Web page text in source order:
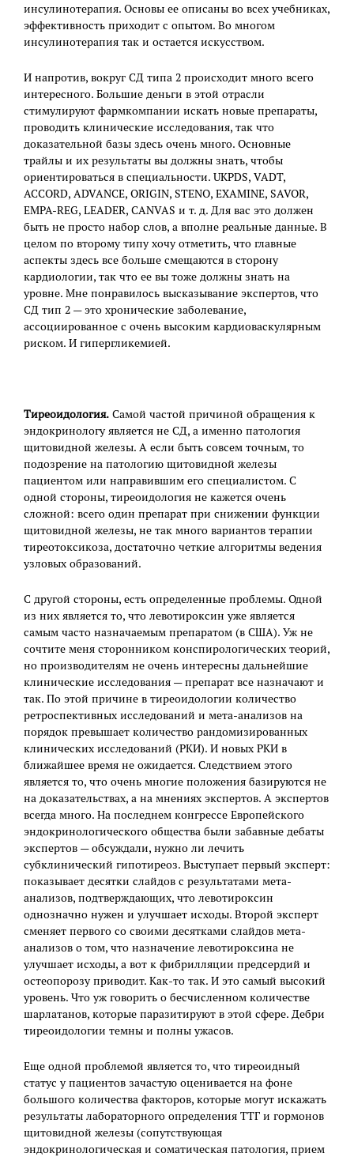
инсулинотерапия. Основы ее описаны во всех учебниках,
эффективность приходит с опытом. Во многом
инсулинотерапия так и остается искусством.
И напротив, вокруг СД типа 2 происходит много всего
интересного. Большие деньги в этой отрасли
стимулируют фармкомпании искать новые препараты,
проводить клинические исследования, так что
доказательной базы здесь очень много. Основные
трайлы и их результаты вы должны знать, чтобы
ориентироваться в специальности. UKPDS, VADT,
ACCORD, ADVANCE, ORIGIN, STENO, EXAMINE, SAVOR,
EMPA-REG, LEADER, CANVAS и т. д. Для вас это должен
быть не просто набор слов, а вполне реальные данные. В
целом по второму типу хочу отметить, что главные
аспекты здесь все больше смещаются в сторону
кардиологии, так что ее вы тоже должны знать на
уровне. Мне понравилось высказывание экспертов, что
СД тип 2 — это хронические заболевание,
ассоциированное с очень высоким кардиоваскулярным
риском. И гипергликемией.
Тиреоидология. Самой частой причиной обращения к
эндокринологу является не СД, а именно патология
щитовидной железы. А если быть совсем точным, то
подозрение на патологию щитовидной железы
пациентом или направившим его специалистом. С
одной стороны, тиреоидология не кажется очень
сложной: всего один препарат при снижении функции
щитовидной железы, не так много вариантов терапии
тиреотоксикоза, достаточно четкие алгоритмы ведения
узловых образований.
С другой стороны, есть определенные проблемы. Одной
из них является то, что левотироксин уже является
самым часто назначаемым препаратом (в США). Уж не
сочтите меня сторонником конспирологических теорий,
но производителям не очень интересны дальнейшие
клинические исследования — препарат все назначают и
так. По этой причине в тиреоидологии количество
ретроспективных исследований и мета-анализов на
порядок превышает количество рандомизированных
клинических исследований (РКИ). И новых РКИ в
ближайшее время не ожидается. Следствием этого
является то, что очень многие положения базируются не
на доказательствах, а на мнениях экспертов. А экспертов
всегда много. На последнем конгрессе Европейского
эндокринологического общества были забавные дебаты
экспертов — обсуждали, нужно ли лечить
субклинический гипотиреоз. Выступает первый эксперт:
показывает десятки слайдов с результатами мета-
анализов, подтверждающих, что левотироксин
однозначно нужен и улучшает исходы. Второй эксперт
сменяет первого со своими десятками слайдов мета-
анализов о том, что назначение левотироксина не
улучшает исходы, а вот к фибрилляции предсердий и
остеопорозу приводит. Как-то так. И это самый высокий
уровень. Что уж говорить о бесчисленном количестве
шарлатанов, которые паразитируют в этой сфере. Дебри
тиреоидологии темны и полны ужасов.
Еще одной проблемой является то, что тиреоидный
статус у пациентов зачастую оценивается на фоне
большого количества факторов, которые могут искажать
результаты лабораторного определения ТТГ и гормонов
щитовидной железы (сопутствующая
эндокринологическая и соматическая патология, прием